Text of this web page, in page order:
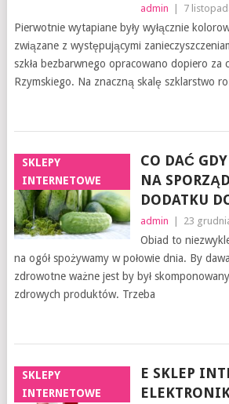
admin 7
Pierwotnie wytapiane były wyłącznie
związane z występującymi
szkła bezbarwnego opracowano dopiero za
Rzymskiego. Na znaczną skalę szklarstwo
SKLEPY
INTERNETOWE
CO DAĆ
NA
DODATKU
admin 23
Obiad to
na ogół spożywamy w połowie dnia. By
zdrowotne ważne jest by był
zdrowych produktów. Trzeba
SKLEPY
INTERNETOWE
E SKLEP